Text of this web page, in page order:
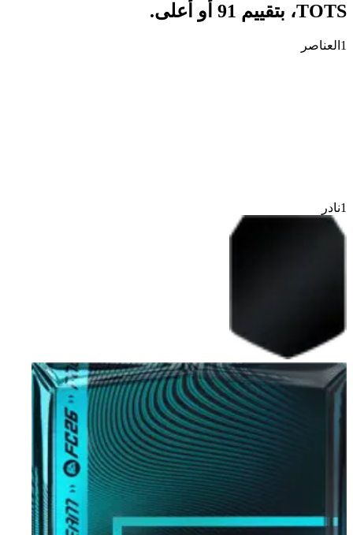
TOTS، بتقييم 91 أو أعلى.
1 العناصر
1نادر